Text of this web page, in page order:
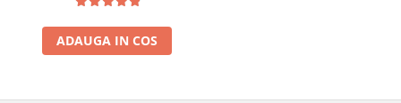
ADAUGA IN COS